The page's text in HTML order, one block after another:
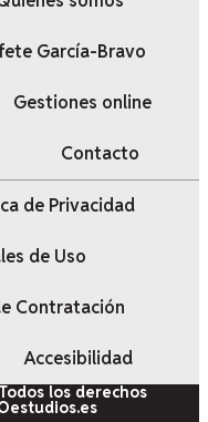
García-Bravo
Gestiones online
Contacto
de Privacidad
de Uso
Contratación
Accesibilidad
los derechos